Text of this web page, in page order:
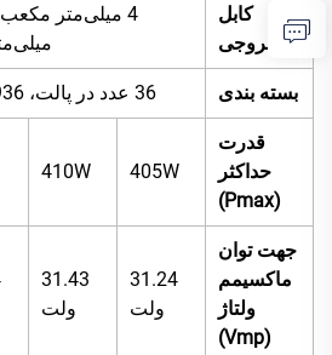
کابل
خروجی
بسته بندی 36 عدد در پالت، 936 عدد در کانتینر 40 فوتی HQ
قدرت
حداکثر
(Pmax)
405W
410W
جهت توان
ماکسیمم
ولتاژ
(Vmp)
31.24
ولت
31.43
ولت